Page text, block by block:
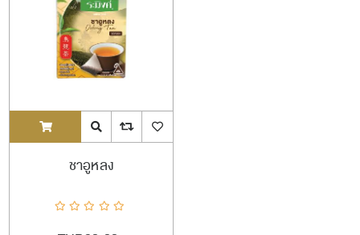
ADDTOCART Quick ViewAddToCompareList
AddToWishlist
ชาอูหลง